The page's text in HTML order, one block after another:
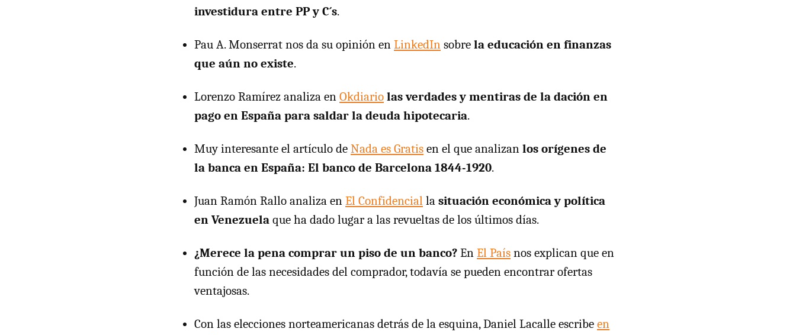
investidura entre PP y C´s.
Pau A. Monserrat nos da su opinión en LinkedIn sobre la educación en finanzas
que aún no existe.
Lorenzo Ramírez analiza en Okdiario las verdades y mentiras de la dación en
pago en España para saldar la deuda hipotecaria.
Muy interesante el artículo de Nada es Gratis en el que analizan los orígenes de
la banca en España: El banco de Barcelona 1844-1920.
Juan Ramón Rallo analiza en El Confidencial la situación económica y política
en Venezuela que ha dado lugar a las revueltas de los últimos días.
¿Merece la pena comprar un piso de un banco? En El País nos explican que en
función de las necesidades del comprador, todavía se pueden encontrar ofertas
ventajosas.
Con las elecciones norteamericanas detrás de la esquina, Daniel Lacalle escribe en